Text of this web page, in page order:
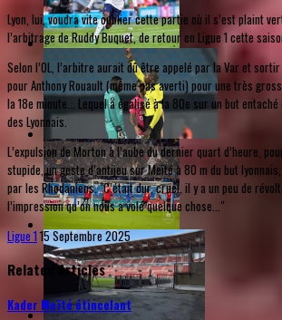
Lyon, lui, voudra vite oublier cette partie où il s’est plaint
l’arbitrage de Ruddy Buquet, de retour en Ligue 1 cette
Selon l’OL, l’arbitre aurait dû être appelé par la Var et
pour Anthony Rouault (même pas averti) pour une très
la 18e minute... Lequel a égalisé à la 80e sur un but
des Lyonnais.
L’expulsion de Morton à l’aube du dernier quart d’heure,
stupide, un geste d’antijeu sur Meïté à 80 m du but
par les Rhodaniens. "C’était dur, cruel, il y a un peu de
l’impression qu’on nous a volé quelque chose..."
Ligue 1 15 Septembre 2025
Related Articles
Kader Meïté étincelant